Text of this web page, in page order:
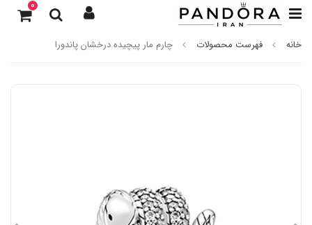
0
خانه فهرست محصولات چارم مار پیچیده درخشان پاندورا